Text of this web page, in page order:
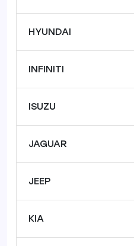
HYUNDAI
INFINITI
ISUZU
JAGUAR
JEEP
KIA